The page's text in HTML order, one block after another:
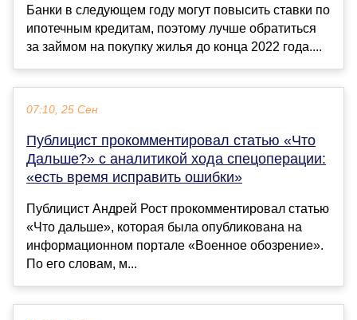
Банки в следующем году могут повысить ставки по
ипотечным кредитам, поэтому лучше обратиться
за займом на покупку жилья до конца 2022 года....
07:10, 25 Сен
Публицист прокомментировал статью «Что
Дальше?» с аналитикой хода спецоперации:
«есть время исправить ошибки»
Публицист Андрей Рост прокомментировал статью
«Что дальше», которая была опубликована на
информационном портале «Военное обозрение».
По его словам, м...